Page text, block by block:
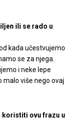
ili se rado u
kada učestvujemo
se za njega.
i neke lepe
malo više nego ovaj
koristiti ovu frazu u